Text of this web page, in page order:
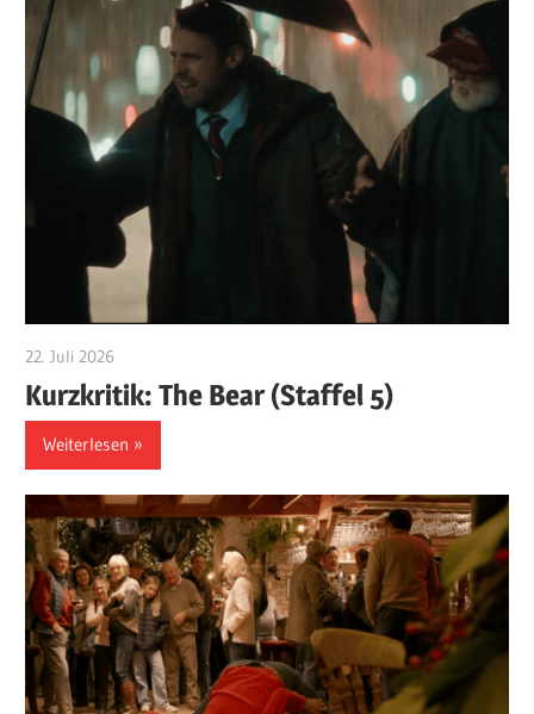
22. Juli 2026
Kurzkritik: The Bear (Staffel 5)
Weiterlesen